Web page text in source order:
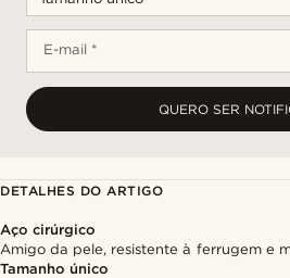
E-mail *
QUERO SER
DETALHES DO ARTIGO
Aço cirúrgico
Amigo da pele, resistente à ferrugem e
Tamanho único